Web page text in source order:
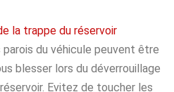
la trappe du réservoir
du véhicule peuvent être
blesser lors du déverrouillage
Evitez de toucher les